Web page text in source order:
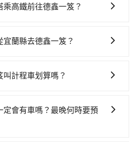
高鐵前往德鑫一笈？
站！從最早06:15一直到22:50，
鐘。抵達高鐵站後，步行進站、現
出站，最後再根據距離的遠近或
行一段路或者搭乘公車抵達最終
蘭縣去德鑫一笈？
為要自己開車），最重要的是你
，每公里再額外加收$3.2，從宜蘭
笈的花費預估為
計程車划算嗎？
Taxi、Yoxi等，如果在路邊攔不
至附近的計程車隊，如羅東呼叫
定會有車嗎？最晚何時要預